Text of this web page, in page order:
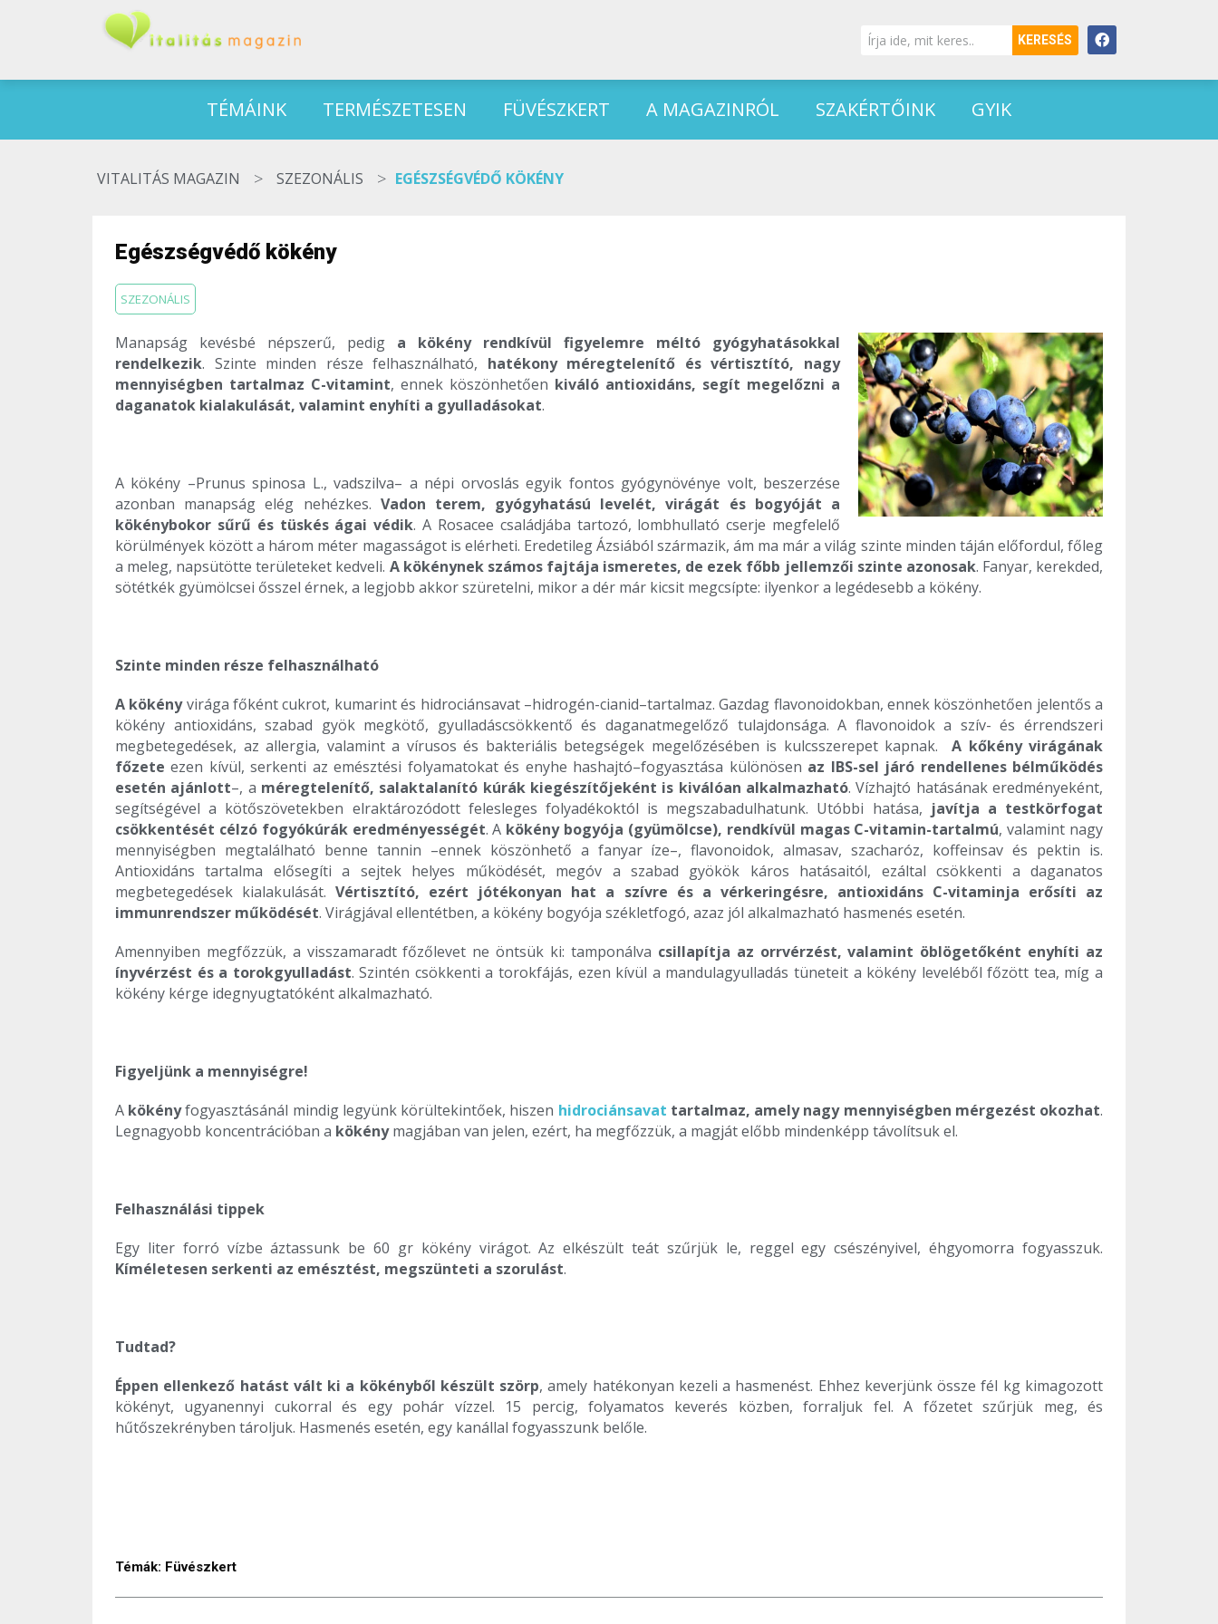
KERESÉS
TÉMÁINK TERMÉSZETESEN FÜVÉSZKERT A MAGAZINRÓL SZAKÉRTŐINK GYIK
VITALITÁS MAGAZIN > SZEZONÁLIS > EGÉSZSÉGVÉDŐ KÖKÉNY
Egészségvédő kökény
SZEZONÁLIS
Manapság kevésbé népszerű, pedig a kökény rendkívül figyelemre méltó gyógyhatásokkal
rendelkezik. Szinte minden része felhasználható, hatékony méregtelenítő és vértisztító, nagy
mennyiségben tartalmaz C-vitamint, ennek köszönhetően kiváló antioxidáns, segít megelőzni a
daganatok kialakulását, valamint enyhíti a gyulladásokat.
A kökény –Prunus spinosa L., vadszilva– a népi orvoslás egyik fontos gyógynövénye volt, beszerzése
azonban manapság elég nehézkes. Vadon terem, gyógyhatású levelét, virágát és bogyóját a
kökénybokor sűrű és tüskés ágai védik. A Rosacee családjába tartozó, lombhullató cserje megfelelő
körülmények között a három méter magasságot is elérheti. Eredetileg Ázsiából származik, ám ma már a világ szinte minden táján előfordul, főleg
a meleg, napsütötte területeket kedveli. A kökénynek számos fajtája ismeretes, de ezek főbb jellemzői szinte azonosak. Fanyar, kerekded,
sötétkék gyümölcsei ősszel érnek, a legjobb akkor szüretelni, mikor a dér már kicsit megcsípte: ilyenkor a legédesebb a kökény.
Szinte minden része felhasználható
A kökényvirága főként cukrot, kumarint és hidrociánsavat –hidrogén-cianid–tartalmaz. Gazdag flavonoidokban, ennek köszönhetően jelentős a
kökény antioxidáns, szabad gyök megkötő, gyulladáscsökkentő és daganatmegelőző tulajdonsága. A flavonoidok a szív- és érrendszeri
megbetegedések, az allergia, valamint a vírusos és bakteriális betegségek megelőzésében is kulcsszerepet kapnak. A kőkény virágának
főzete ezen kívül, serkenti az emésztési folyamatokat és enyhe hashajtó–fogyasztása különösen az IBS-sel járó rendellenes bélműködés
esetén ajánlott–, a méregtelenítő, salaktalanító kúrák kiegészítőjeként is kiválóan alkalmazható. Vízhajtó hatásának eredményeként,
segítségével a kötőszövetekben elraktározódott felesleges folyadékoktól is megszabadulhatunk. Utóbbi hatása, javítja a testkörfogat
csökkentését célzó fogyókúrák eredményességét. A kökény bogyója (gyümölcse), rendkívül magas C-vitamin-tartalmú, valamint nagy
mennyiségben megtalálható benne tannin –ennek köszönhető a fanyar íze–, flavonoidok, almasav, szacharóz, koffeinsav és pektin is.
Antioxidáns tartalma elősegíti a sejtek helyes működését, megóv a szabad gyökök káros hatásaitól, ezáltal csökkenti a daganatos
megbetegedések kialakulását.Vértisztító, ezért jótékonyan hat a szívre és a vérkeringésre, antioxidáns C-vitaminja erősíti az
immunrendszer működését. Virágjával ellentétben, a kökény bogyója székletfogó, azaz jól alkalmazható hasmenés esetén.
Amennyiben megfőzzük, a visszamaradt főzőlevet ne öntsük ki: tamponálva csillapítja az orrvérzést, valamint öblögetőként enyhíti az
ínyvérzést és a torokgyulladást. Szintén csökkenti a torokfájás, ezen kívül a mandulagyulladás tüneteit a kökény leveléből főzött tea, míg a
kökény kérge idegnyugtatóként alkalmazható.
Figyeljünk a mennyiségre!
A kökényfogyasztásánál mindig legyünk körültekintőek, hiszen hidrociánsavat tartalmaz, amely nagy mennyiségben mérgezést okozhat.
Legnagyobb koncentrációban a kökénymagjában van jelen, ezért, ha megfőzzük, a magját előbb mindenképp távolítsuk el.
Felhasználási tippek
Egy liter forró vízbe áztassunk be 60 gr kökény virágot. Az elkészült teát szűrjük le, reggel egy csészényivel, éhgyomorra fogyasszuk.
Kíméletesen serkenti az emésztést, megszünteti a szorulást.
Tudtad?
Éppen ellenkező hatást vált ki a kökényből készült szörp, amely hatékonyan kezeli a hasmenést. Ehhez keverjünk össze fél kg kimagozott
kökényt, ugyanennyi cukorral és egy pohár vízzel. 15 percig, folyamatos keverés közben, forraljuk fel. A főzetet szűrjük meg, és
hűtőszekrényben tároljuk. Hasmenés esetén, egy kanállal fogyasszunk belőle.
Témák: Füvészkert